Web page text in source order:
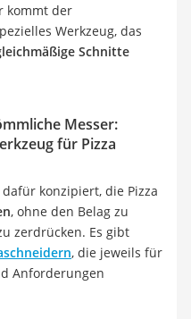
kommt der
Werkzeug, das
Schnitte
Messer:
für Pizza
konzipiert, die Pizza
, ohne den Belag zu
zerdrücken. Es gibt
, die jeweils für
Anforderungen